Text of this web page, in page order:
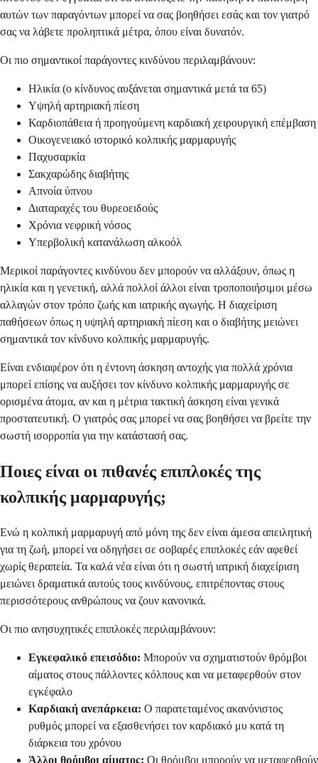
αυτών των παραγόντων μπορεί να σας βοηθήσει εσάς και τον γιατρό
σας να λάβετε προληπτικά μέτρα, όπου είναι δυνατόν.
Οι πιο σημαντικοί παράγοντες κινδύνου περιλαμβάνουν:
Ηλικία (ο κίνδυνος αυξάνεται σημαντικά μετά τα 65)
Υψηλή αρτηριακή πίεση
Καρδιοπάθεια ή προηγούμενη καρδιακή χειρουργική επέμβαση
Οικογενειακό ιστορικό κολπικής μαρμαρυγής
Παχυσαρκία
Σακχαρώδης διαβήτης
Απνοία ύπνου
Διαταραχές του θυρεοειδούς
Χρόνια νεφρική νόσος
Υπερβολική κατανάλωση αλκοόλ
Μερικοί παράγοντες κινδύνου δεν μπορούν να αλλάξουν, όπως η
ηλικία και η γενετική, αλλά πολλοί άλλοι είναι τροποποιήσιμοι μέσω
αλλαγών στον τρόπο ζωής και ιατρικής αγωγής. Η διαχείριση
παθήσεων όπως η υψηλή αρτηριακή πίεση και ο διαβήτης μειώνει
σημαντικά τον κίνδυνο κολπικής μαρμαρυγής.
Είναι ενδιαφέρον ότι η έντονη άσκηση αντοχής για πολλά χρόνια
μπορεί επίσης να αυξήσει τον κίνδυνο κολπικής μαρμαρυγής σε
ορισμένα άτομα, αν και η μέτρια τακτική άσκηση είναι γενικά
προστατευτική. Ο γιατρός σας μπορεί να σας βοηθήσει να βρείτε την
σωστή ισορροπία για την κατάστασή σας.
Ποιες είναι οι πιθανές επιπλοκές της
κολπικής μαρμαρυγής;
Ενώ η κολπική μαρμαρυγή από μόνη της δεν είναι άμεσα απειλητική
για τη ζωή, μπορεί να οδηγήσει σε σοβαρές επιπλοκές εάν αφεθεί
χωρίς θεραπεία. Τα καλά νέα είναι ότι η σωστή ιατρική διαχείριση
μειώνει δραματικά αυτούς τους κινδύνους, επιτρέποντας στους
περισσότερους ανθρώπους να ζουν κανονικά.
Οι πιο ανησυχητικές επιπλοκές περιλαμβάνουν:
Εγκεφαλικό επεισόδιο: Μπορούν να σχηματιστούν θρόμβοι
αίματος στους πάλλοντες κόλπους και να μεταφερθούν στον
εγκέφαλο
Καρδιακή ανεπάρκεια: Ο παρατεταμένος ακανόνιστος
ρυθμός μπορεί να εξασθενήσει τον καρδιακό μυ κατά τη
διάρκεια του χρόνου
Άλλοι θρόμβοι αίματος: Οι θρόμβοι μπορούν να μεταφερθούν